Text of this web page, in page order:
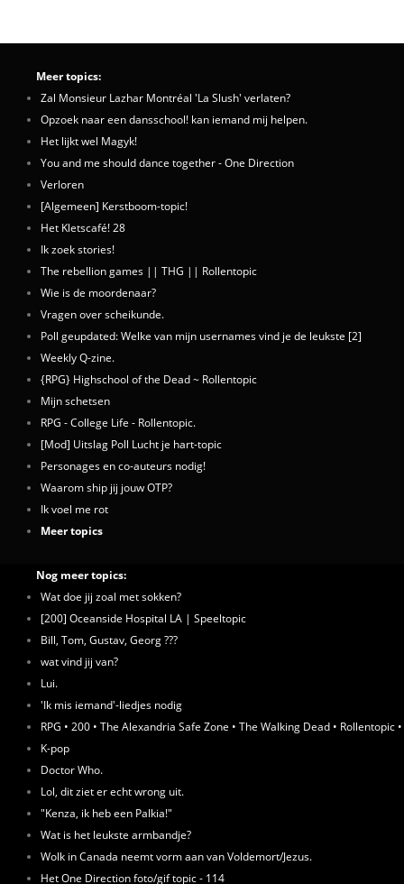
Meer topics:
Zal Monsieur Lazhar Montréal 'La Slush' verlaten?
Opzoek naar een dansschool! kan iemand mij helpen.
Het lijkt wel Magyk!
You and me should dance together - One Direction
Verloren
[Algemeen] Kerstboom-topic!
Het Kletscafé! 28
Ik zoek stories!
The rebellion games || THG || Rollentopic
Wie is de moordenaar?
Vragen over scheikunde.
Poll geupdated: Welke van mijn usernames vind je de leukste [2]
Weekly Q-zine.
{RPG} Highschool of the Dead ~ Rollentopic
Mijn schetsen
RPG - College Life - Rollentopic.
[Mod] Uitslag Poll Lucht je hart-topic
Personages en co-auteurs nodig!
Waarom ship jij jouw OTP?
Ik voel me rot
Meer topics
Nog meer topics:
Wat doe jij zoal met sokken?
[200] Oceanside Hospital LA | Speeltopic
Bill, Tom, Gustav, Georg ???
wat vind jij van?
Lui.
'Ik mis iemand'-liedjes nodig
RPG • 200 • The Alexandria Safe Zone • The Walking Dead • Rollentopic
K-pop
Doctor Who.
Lol, dit ziet er echt wrong uit.
"Kenza, ik heb een Palkia!"
Wat is het leukste armbandje?
Wolk in Canada neemt vorm aan van Voldemort/Jezus.
Het One Direction foto/gif topic - 114